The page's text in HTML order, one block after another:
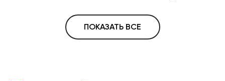
ПОКАЗАТЬ ВСЕ